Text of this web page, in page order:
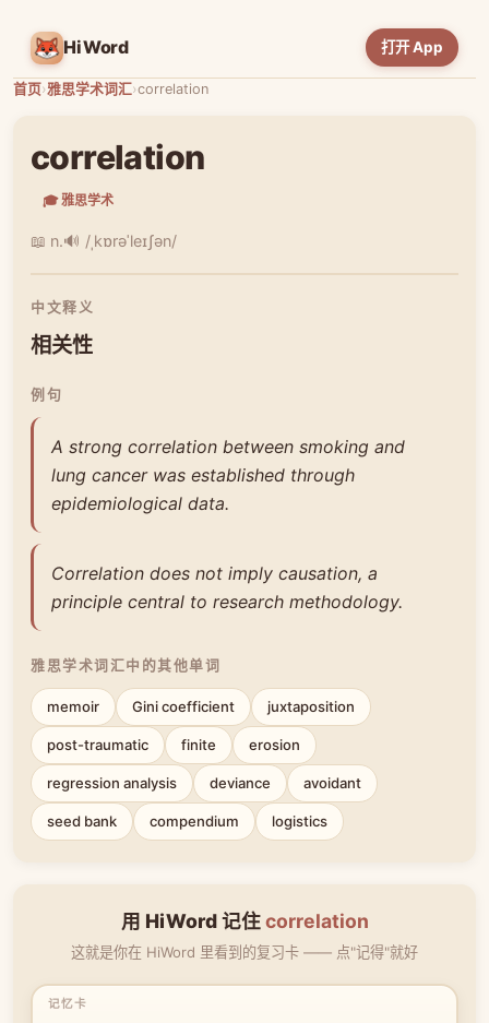
HiWord 打开 App
首页›雅思学术词汇›correlation
correlation
🎓 雅思学术
📖 n.🔊 /ˌkɒrəˈleɪʃən/
中文释义
相关性
例句
A strong correlation between smoking and
lung cancer was established through
epidemiological data.
Correlation does not imply causation, a
principle central to research methodology.
雅思学术词汇中的其他单词
memoir Gini coefficient juxtaposition
post-traumatic finite erosion
regression analysis deviance avoidant
seed bank compendium logistics
用 HiWord 记住correlation
这就是你在 HiWord 里看到的复习卡 —— 点"记得"就好